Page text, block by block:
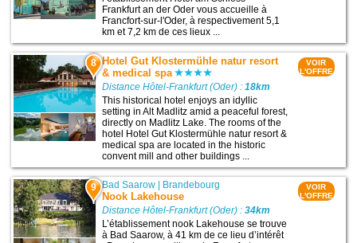
Frankfurt an der Oder vous accueille à
Francfort-sur-l'Oder, à respectivement 5,1
km et 7,2 km de ces lieux ...
8 Hotel Gut Klostermühle natur resort
& medical spa
Distance Hôtel-Frankfurt (Oder) :18km
This historical hotel enjoys an idyllic
setting in Alt Madlitz amid a peaceful forest,
directly on Madlitz Lake. The rooms of the
hotel Hotel Gut Klostermühle natur resort &
medical spa are located in the historic
convent mill and other buildings ...
VOIR
L'OFFRE
9 Bad Saarow Brandebourg
Nook Lakehouse
Distance Hôtel-Frankfurt (Oder) :34km
L’établissement nook Lakehouse se trouve
à Bad Saarow, à 41 km de ce lieu d’intérêt
VOIR
L'OFFRE